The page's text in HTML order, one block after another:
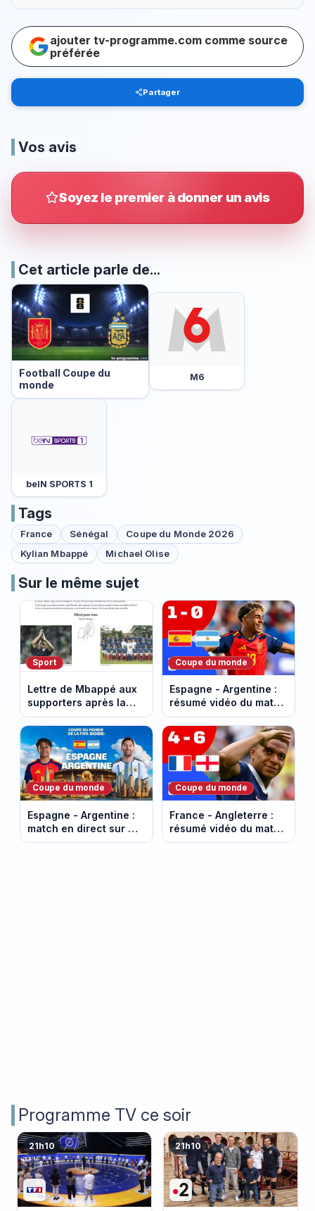
ajouter tv-programme.com comme source
préférée
Partager
Vos avis
Soyez le premier à donner un avis
Cet article parle de...
Football Coupe du
monde
M6
beIN SPORTS 1
Tags
France Sénégal
Coupe du Monde 2026
Kylian Mbappé
Michael Olise
Sur le même sujet
Sport
Lettre de Mbappé aux
supporters après la
Coupe du monde :
"Merci pour tout"
Coupe du monde
Espagne - Argentine :
résumé vidéo du match
(Finale de la Coupe du
Monde 2026)
Coupe du monde
Espagne - Argentine :
match en direct sur M6
(Finale de la Coupe du
Coupe du monde
France - Angleterre :
résumé vidéo du match
pour la 3e place de la
Programme TV ce soir
21h10 21h10